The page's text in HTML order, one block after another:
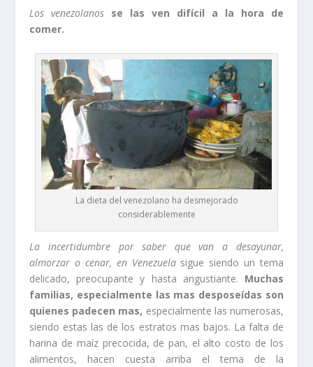
Los venezolanos se las ven difícil a la hora de
comer.
La dieta del venezolano ha desmejorado
considerablemente
La incertidumbre por saber que van a desayunar,
almorzar o cenar, en Venezuelasigue siendo un tema
delicado, preocupante y hasta angustiante. Muchas
familias, especialmente las mas desposeídas son
quienes padecen mas, especialmente las numerosas,
siendo estas las de los estratos mas bajos. La falta de
harina de maíz precocida, de pan, el alto costo de los
alimentos, hacen cuesta arriba el tema de la